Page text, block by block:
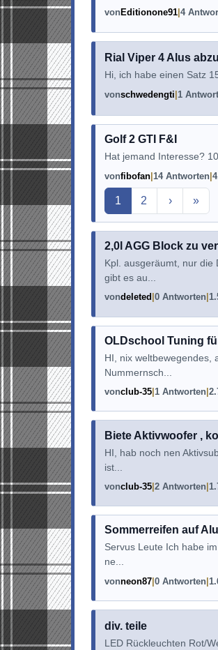
vonEditionone91 4
Rial Viper 4 Alus
Hi, ich habe einen Satz
vonschwedengti 1
Golf 2 GTI F&I
Hat jemand Interesse?
vonfibofan 14 Antworten
Aktuelle Seite
1 2 › »
2,0l AGG Block zu
Kpl. ausgeräumt, nur die
gibt es au...
vondeleted 0 Antworten
OLDschool Tuning
HI, nix weltbewegendes,
Nummernsch...
vonclub-35 1 Antworten
Biete Aktivwoofer ,
HI, hab noch nen
ist...
vonclub-35 2 Antworten
Sommerreifen auf
Servus Leute Ich habe
ne...
vonneon87 0 Antworten
div. teile
LED Rückleuchten Rot/